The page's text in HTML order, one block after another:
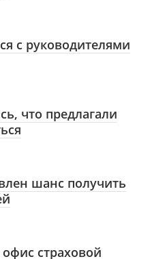
с руководителями
что предлагали
шанс получить
страховой